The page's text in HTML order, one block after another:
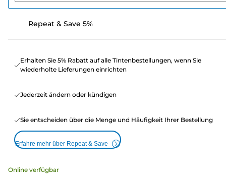
Repeat & Save 5%
Erhalten Sie 5% Rabatt auf alle Tintenbestellungen, wenn Sie
wiederholte Lieferungen einrichten
Jederzeit ändern oder kündigen
Sie entscheiden über die Menge und Häufigkeit Ihrer Bestellung
Erfahre mehr über Repeat & Save
Online verfügbar